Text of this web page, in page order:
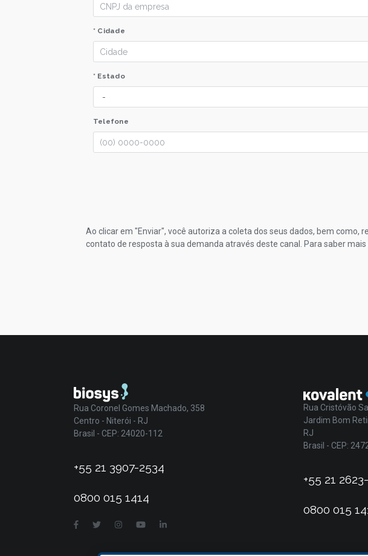
* Cidade
* Estado
Telefone
Ao clicar em "Enviar", você autoriza a coleta dos seus dados, bem
contato de resposta à sua demanda através deste canal. Para saber mais
Rua Coronel Gomes Machado, 358
Centro - Niterói - RJ
Brasil - CEP: 24020-112
+55 21 3907-2534
0800 015 1414
Rua Cristóvão
Jardim Bom
RJ
Brasil - CEP:
+55 21
0800 015